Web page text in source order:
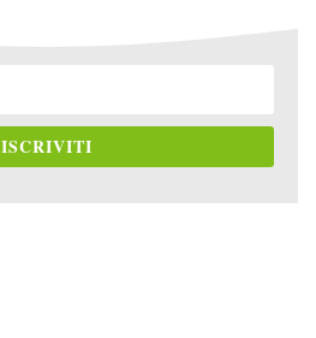
ISCRIVITI